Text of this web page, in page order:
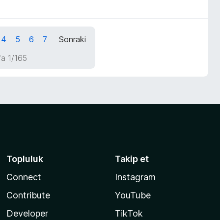
4 5 6 7
Sonraki
1/165
Topluluk
Connect
Contribute
Developer
Takip et
Instagram
YouTube
TikTok